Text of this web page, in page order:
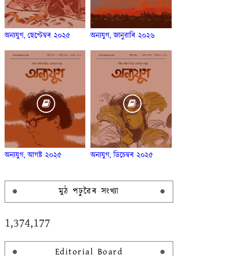
অন্যযুগ, ছেপ্টেম্বৰ ২০২৫ অন্যযুগ, জানুৱাৰি ২০২৬
অন্যযুগ, আগষ্ট ২০২৫ অন্যযুগ, ডিচেম্বৰ ২০২৫
মুঠ পঢ়ুৱৈৰ সংখ্যা
1,374,177
Editorial Board